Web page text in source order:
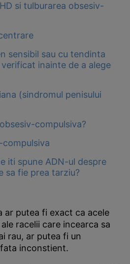
si tulburarea obsesiv-
sensibil sau cu tendinta
inainte de a alege
(sindromul penisului
compulsiva?
compulsiva
iti spune ADN-ul despre
sa fie prea tarziu?
putea fi exact ca acele
racelii care incearca sa
rau, ar putea fi un
inconstient.